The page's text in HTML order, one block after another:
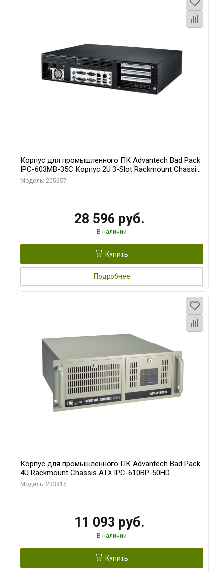
Корпус для промышленного ПК Advantech Bad Pack
IPC-603MB-35C Корпус 2U 3-Slot Rackmount Chassis
for ATX/MicroATX Motherboard with Front I Advantech
Модель: 205657
28 596 руб.
В наличии
Купить
Подробнее
Корпус для промышленного ПК Advantech Bad Pack
4U Rackmount Chassis ATX IPC-610BP-50HD
Advantech 15 слотов, отсеки 3x5.25", 1x3.5", 2xUSB,
Модель: 233915
11 093 руб.
В наличии
Купить